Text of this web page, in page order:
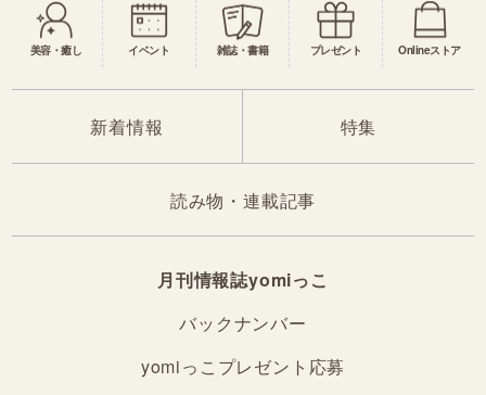
美容・癒し イベント 雑誌・書籍 プレゼント Onlineストア
新着情報 特集
読み物・連載記事
月刊情報誌yomiっこ
バックナンバー
yomiっこプレゼント応募